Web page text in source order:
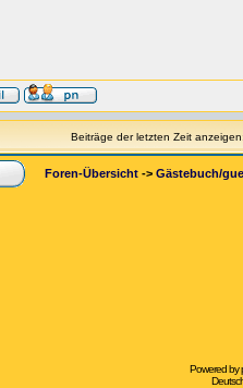
Beiträge der letzten Zeit
Foren-Übersicht -> Gästebuch/
Powered by